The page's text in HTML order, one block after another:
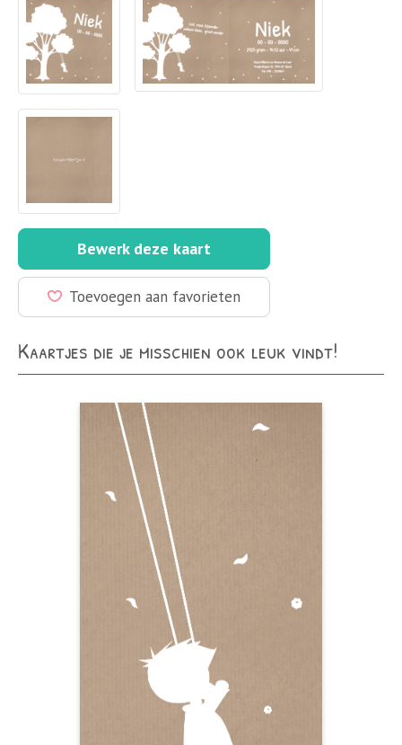
Bewerk deze kaart
Toevoegen aan favorieten
Kaartjes die je misschien ook leuk vindt!